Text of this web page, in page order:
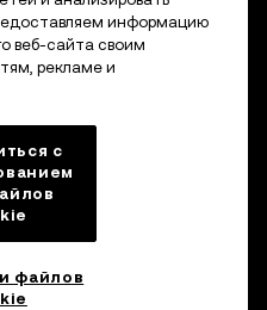
информацию
веб-сайта своим
рекламе и
с
файлов